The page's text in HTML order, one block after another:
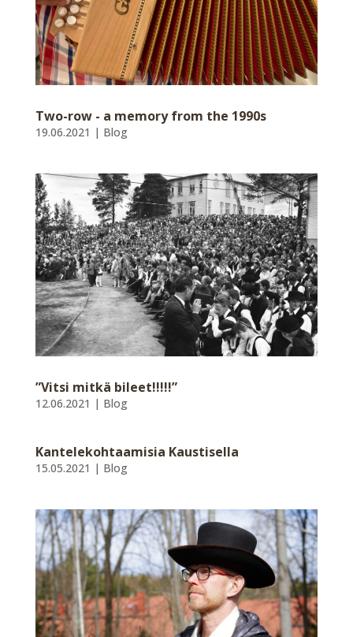
Two-row - a memory from the 1990s
19.06.2021 | Blog
”Vitsi mitkä bileet!!!!!”
12.06.2021 | Blog
Kantelekohtaamisia Kaustisella
15.05.2021 | Blog